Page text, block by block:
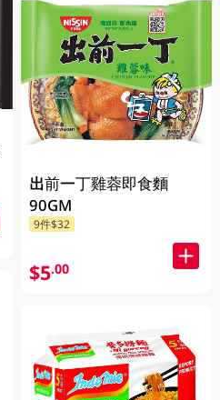
出前一丁雞蓉即食麵
90GM
9件$32
$5.00